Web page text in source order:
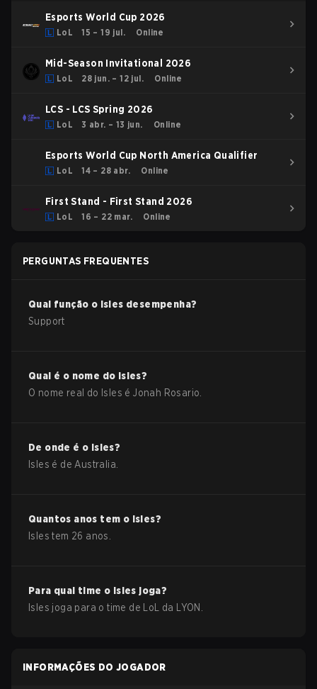
Esports World Cup 2026
LoL 15 – 19 jul. Online
Mid-Season Invitational 2026
LoL 28 jun. – 12 jul. Online
LCS - LCS Spring 2026
LoL 3 abr. – 13 jun. Online
Esports World Cup North America Qualifier
LoL 14 – 28 abr. Online
First Stand - First Stand 2026
LoL 16 – 22 mar. Online
PERGUNTAS FREQUENTES
Qual função o Isles desempenha?
Support
Qual é o nome do Isles?
O nome real do Isles éJonah Rosario
De onde é o Isles?
Isles é de Australia
Quantos anos tem o Isles?
Isles tem 26 anos.
Para qual time o Isles joga?
Isles joga para o time de LoL da LYON
INFORMAÇÕES DO JOGADOR